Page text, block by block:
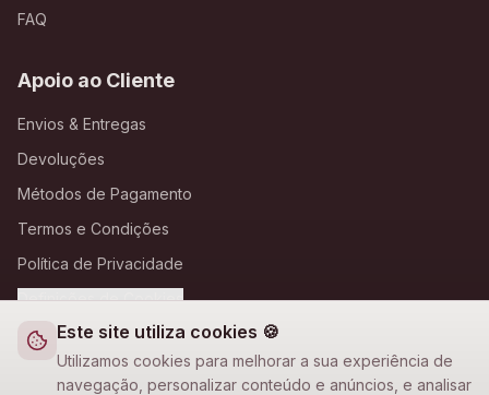
Este site utiliza cookies 🍪
Utilizamos cookies para melhorar a sua experiência de
navegação, personalizar conteúdo e anúncios, e analisar
FAQ
Apoio ao Cliente
Envios & Entregas
Devoluções
Métodos de Pagamento
Termos e Condições
Política de Privacidade
Definições de Cookies
A Loja Nova